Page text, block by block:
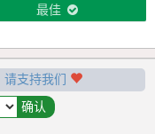
最佳
支持我们